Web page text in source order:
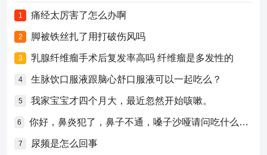
1 痛经太厉害了怎么办啊
2 脚被铁丝扎了用打破伤风吗
3 乳腺纤维瘤手术后复发率高吗 纤维瘤是多发性的
4 生脉饮口服液跟脑心舒口服液可以一起吃么？
5 我家宝宝才四个月大，最近忽然开始咳嗽。
6 你好，鼻炎犯了，鼻子不通，嗓子沙哑请问吃什么药比较好？
7 尿频是怎么回事